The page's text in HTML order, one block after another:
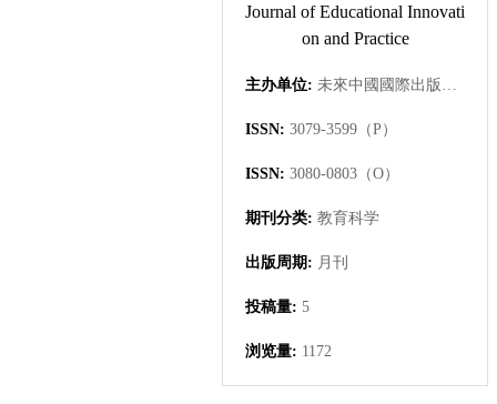
Journal of Educational Innovati
on and Practice
主办单位: 未來中國國際出版集團有限公司
ISSN: 3079-3599（P）
ISSN: 3080-0803（O）
期刊分类: 教育科学
出版周期: 月刊
投稿量: 5
浏览量: 1172